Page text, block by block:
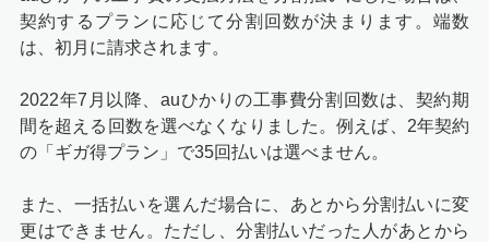
契約するプランに応じて分割回数が決まります。端数
は、初月に請求されます。
2022年7月以降、auひかりの工事費分割回数は、契約期
間を超える回数を選べなくなりました。例えば、2年契約
の「ギガ得プラン」で35回払いは選べません。
また、一括払いを選んだ場合に、あとから分割払いに変
更はできません。ただし、分割払いだった人があとから